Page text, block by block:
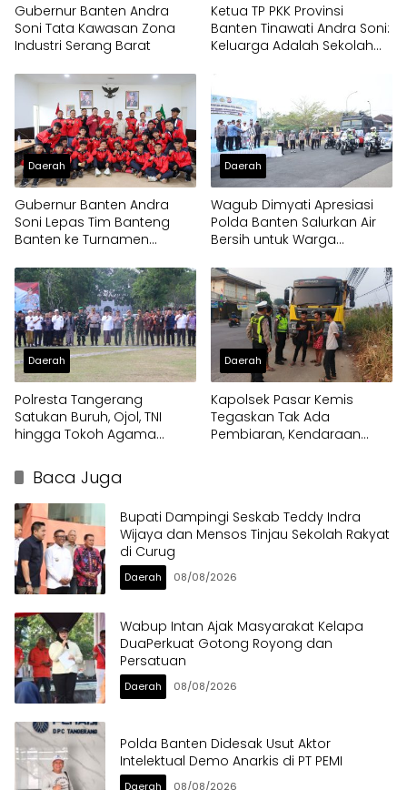
Gubernur Banten Andra
Soni Tata Kawasan Zona
Industri Serang Barat
Ketua TP PKK Provinsi
Banten Tinawati Andra Soni:
Keluarga Adalah Sekolah
Daerah
Gubernur Banten Andra
Soni Lepas Tim Banteng
Banten ke Turnamen
Daerah
Wagub Dimyati Apresiasi
Polda Banten Salurkan Air
Bersih untuk Warga
Daerah
Polresta Tangerang
Satukan Buruh, Ojol, TNI
hingga Tokoh Agama
Daerah
Kapolsek Pasar Kemis
Tegaskan Tak Ada
Pembiaran, Kendaraan
Baca Juga
Bupati Dampingi Seskab Teddy Indra
Wijaya dan Mensos Tinjau Sekolah Rakyat
di Curug
Daerah 08/08/2026
Wabup Intan Ajak Masyarakat Kelapa
DuaPerkuat Gotong Royong dan
Persatuan
Daerah 08/08/2026
Polda Banten Didesak Usut Aktor
Intelektual Demo Anarkis di PT PEMI
Daerah 08/08/2026